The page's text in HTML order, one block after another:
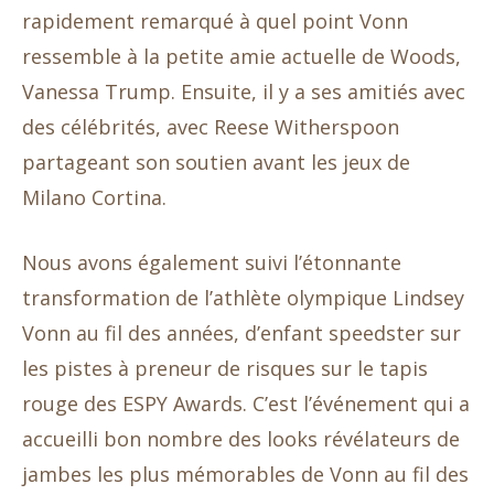
rapidement remarqué à quel point Vonn
ressemble à la petite amie actuelle de Woods,
Vanessa Trump. Ensuite, il y a ses amitiés avec
des célébrités, avec Reese Witherspoon
partageant son soutien avant les jeux de
Milano Cortina.
Nous avons également suivi l’étonnante
transformation de l’athlète olympique Lindsey
Vonn au fil des années, d’enfant speedster sur
les pistes à preneur de risques sur le tapis
rouge des ESPY Awards. C’est l’événement qui a
accueilli bon nombre des looks révélateurs de
jambes les plus mémorables de Vonn au fil des